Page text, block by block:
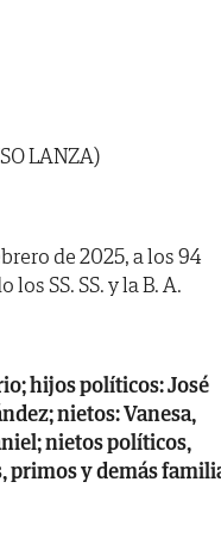
LANZA)
de 2025, a los 94
SS. SS. y la B. A.
hijos políticos: José
nietos: Vanesa,
nietos políticos,
primos y demás